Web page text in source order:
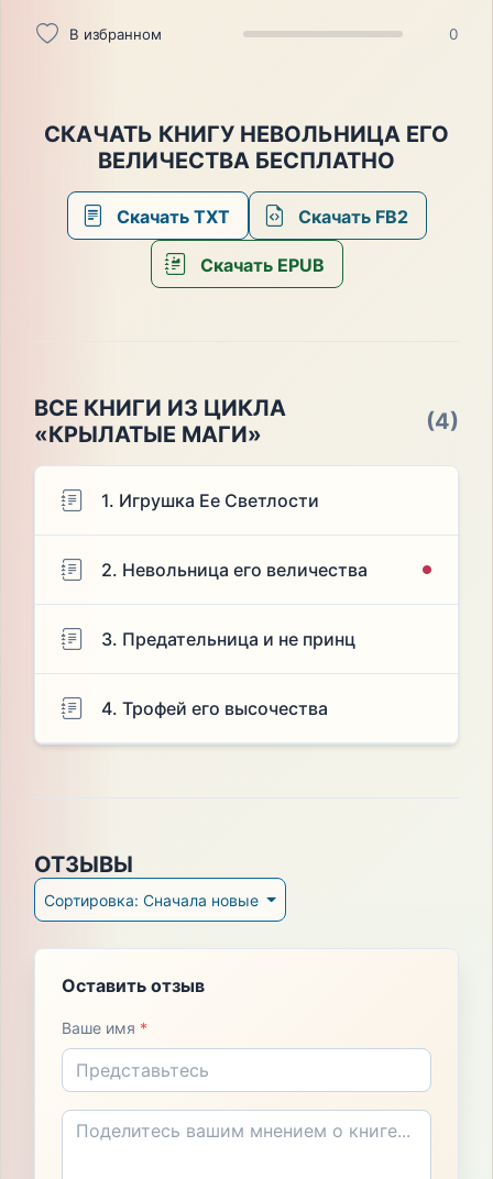
В избранном 0
СКАЧАТЬ КНИГУ НЕВОЛЬНИЦА ЕГО
ВЕЛИЧЕСТВА БЕСПЛАТНО
Скачать TXT Скачать FB2
Скачать EPUB
ВСЕ КНИГИ ИЗ ЦИКЛА
«КРЫЛАТЫЕ МАГИ»
(4)
1. Игрушка Ее Светлости
2. Невольница его величества
3. Предательница и не принц
4. Трофей его высочества
ОТЗЫВЫ
Сортировка: Сначала новые
Оставить отзыв
Ваше имя *